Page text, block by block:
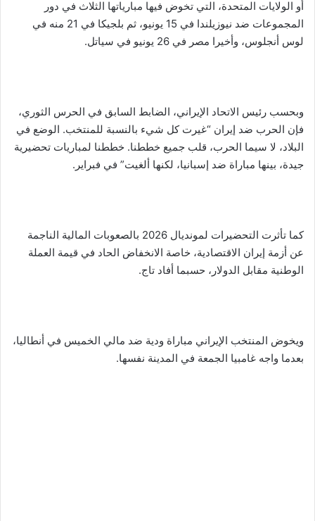
أو الولايات المتحدة، التي تخوض فيها مبارياتها الثلاث في دور
المجموعات ضد نيوزيلندا في 15 يونيو، ثم بلجيكا في 21 منه في
لوس أنجلوس، وأخيرا مصر في 26 يونيو في سياتل.
وبحسب رئيس الاتحاد الإيراني، الضابط السابق في الحرس الثوري،
فإن الحرب ضد إيران “غيرت كل شيء بالنسبة للمنتخب. الوضع في
البلاد، لا سيما الحرب، قلب جميع خططنا. خططنا لمباريات تحضيرية
جيدة، بينها مباراة ضد إسبانيا، لكنها ألغيت” في فبراير.
كما تأثرت التحضيرات لمونديال 2026 بالصعوبات المالية الناجمة
عن أزمة إيران الاقتصادية، خاصة الانخفاض الحاد في قيمة العملة
الوطنية مقابل الدولار، حسبما أفاد تاج.
ويخوض المنتخب الإيراني مباراة ودية ضد مالي الخميس في أنطاليا،
بعدما واجه غامبيا الجمعة في المدينة نفسها.